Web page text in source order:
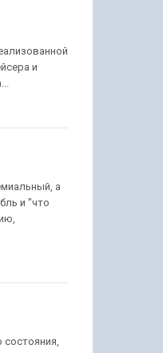
и
а
и "что
состояния,